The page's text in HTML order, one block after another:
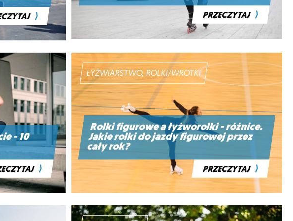
⟩ PRZECZYTAJ ⟩
- 10
⟩
ŁYŻWIARSTWO, ROLKI/WROTKI
Rolki figurowe a łyżworolki - różnice.
Jakie rolki do jazdy figurowej przez
cały rok?
PRZECZYTAJ ⟩